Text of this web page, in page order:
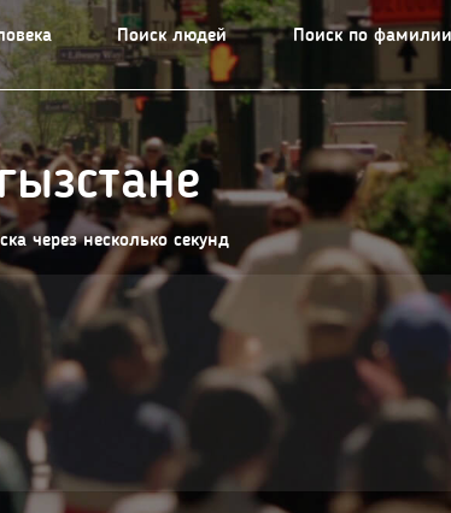
Поиск людей Поиск по фамилии
через несколько секунд